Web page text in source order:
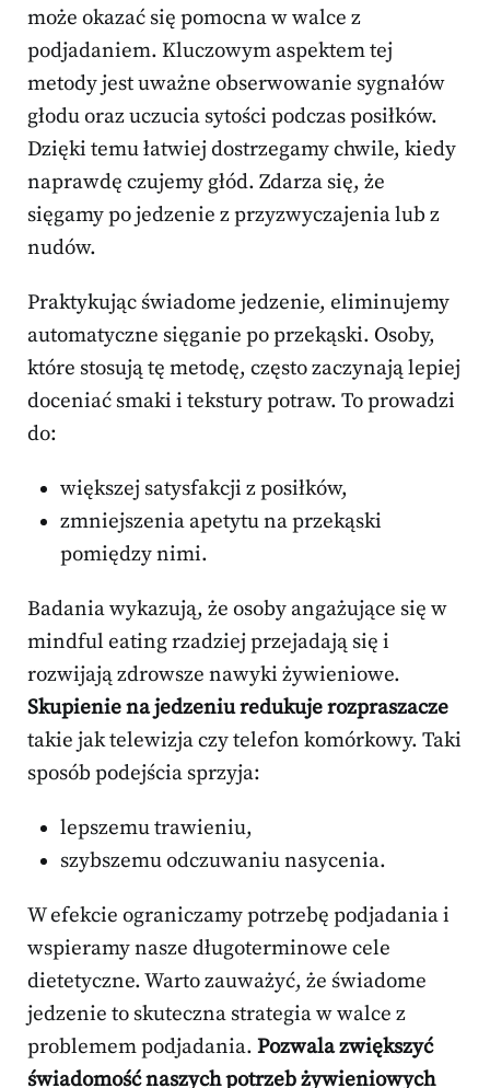
może okazać się pomocna w walce z
podjadaniem. Kluczowym aspektem tej
metody jest uważne obserwowanie sygnałów
głodu oraz uczucia sytości podczas posiłków.
Dzięki temu łatwiej dostrzegamy chwile, kiedy
naprawdę czujemy głód. Zdarza się, że
sięgamy po jedzenie z przyzwyczajenia lub z
nudów.
Praktykując świadome jedzenie, eliminujemy
automatyczne sięganie po przekąski. Osoby,
które stosują tę metodę, często zaczynają lepiej
doceniać smaki i tekstury potraw. To prowadzi
do:
większej satysfakcji z posiłków,
zmniejszenia apetytu na przekąski
pomiędzy nimi.
Badania wykazują, że osoby angażujące się w
mindful eating rzadziej przejadają się i
rozwijają zdrowsze nawyki żywieniowe.
Skupienie na jedzeniu redukuje rozpraszacze
takie jak telewizja czy telefon komórkowy. Taki
sposób podejścia sprzyja:
lepszemu trawieniu,
szybszemu odczuwaniu nasycenia.
W efekcie ograniczamy potrzebę podjadania i
wspieramy nasze długoterminowe cele
dietetyczne. Warto zauważyć, że świadome
jedzenie to skuteczna strategia w walce z
problemem podjadania. Pozwala zwiększyć
świadomość naszych potrzeb żywieniowych